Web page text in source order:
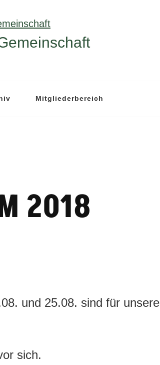
Mitgliederbereich
2018
und 25.08. sind für unsere
sich.